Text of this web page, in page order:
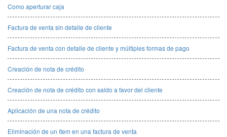
Como aperturar caja
Factura de venta sin detalle de cliente
Factura de venta con detalle de cliente y múltiples formas de pago
Creación de nota de crédito
Creación de nota de crédito con saldo a favor del cliente
Aplicación de una nota de crédito
Eliminación de un ítem en una factura de venta